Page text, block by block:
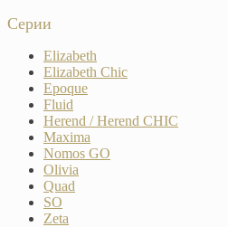
Серии
Elizabeth
Elizabeth Chic
Epoque
Fluid
Herend / Herend CHIC
Maxima
Nomos GO
Olivia
Quad
SO
Zeta